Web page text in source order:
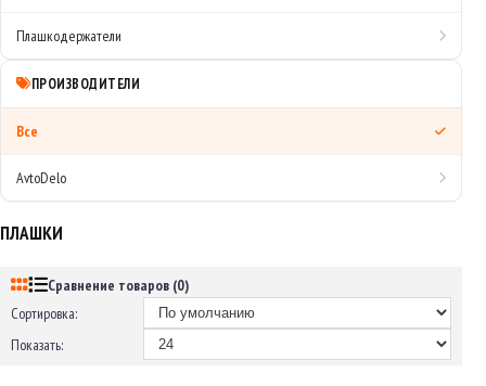
Плашкодержатели
ПРОИЗВОДИТЕЛИ
Все
AvtoDelo
ПЛАШКИ
Сравнение товаров (0)
Сортировка:
Показать: